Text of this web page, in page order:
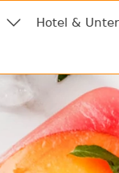
Hotel &